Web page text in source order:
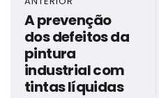
A prevenção
dos defeitos da
pintura
industrial com
tintas líquidas